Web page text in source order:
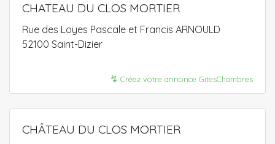
CHATEAU DU CLOS MORTIER
Rue des Loyes Pascale et Francis ARNOULD
52100 Saint-Dizier
↯ Créez votre annonce GitesChambres
CHÂTEAU DU CLOS MORTIER